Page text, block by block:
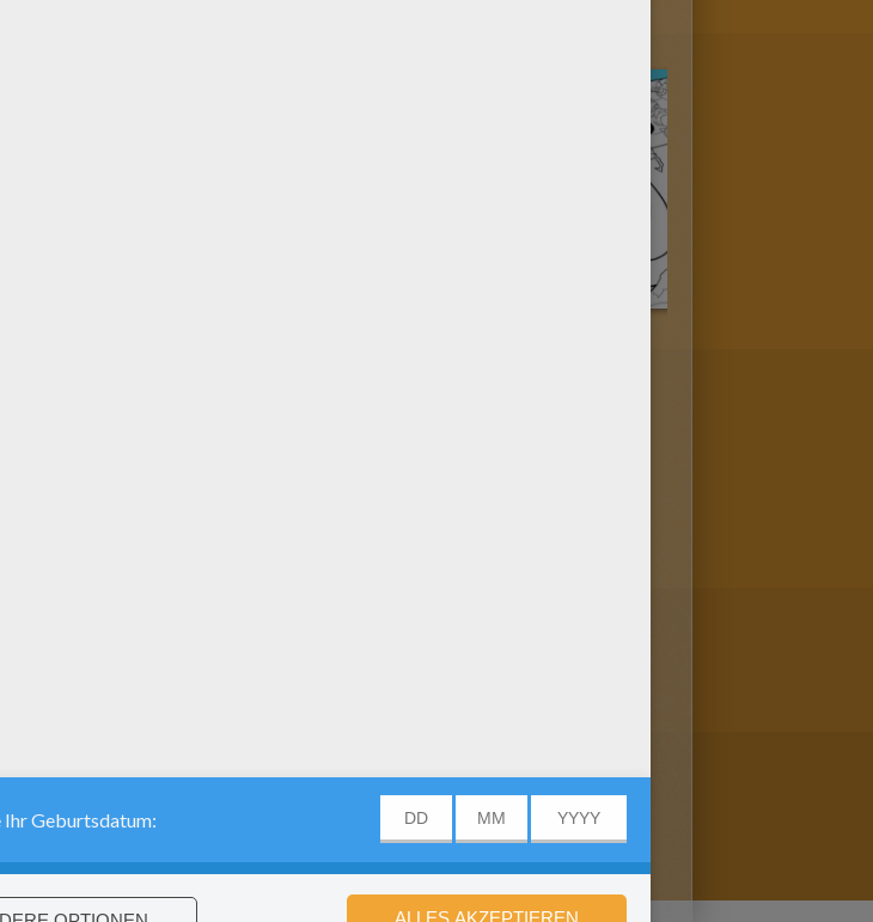
hol dir mehr dir hier mehr davon: SPIDERMAN zum Ausmalen!
dieses super Bild an und schenke es deiner Freundin! Mehr